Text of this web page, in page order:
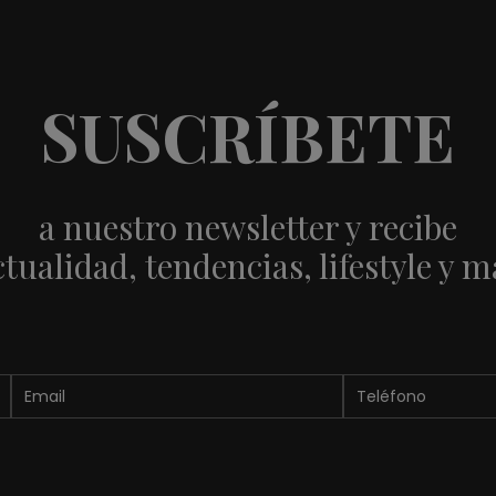
SUSCRÍBETE
a nuestro newsletter y recibe
tendencias, lifestyle y